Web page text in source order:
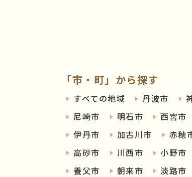
「市・町」から探す
すべての地域 丹波市
尼崎市
明石市 西宮市
伊丹市
加古川市 赤穂
高砂市
川西市 小野市
養父市
朝来市 淡路市